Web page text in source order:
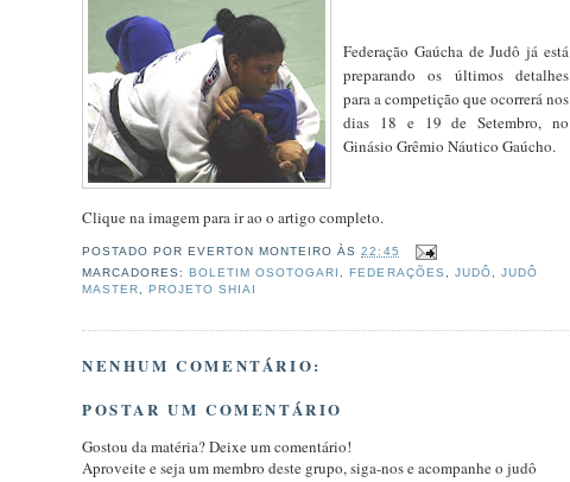
Federação Gaúcha de Judô já está
preparando os últimos detalhes
para a competição que ocorrerá nos
dias 18 e 19 de Setembro, no
Ginásio Grêmio Náutico Gaúcho.
Clique na imagem para ir ao o artigo completo.
POSTADO POR EVERTON MONTEIRO ÀS22:45
MARCADORES:BOLETIM OSOTOGARI ,FEDERAÇÕES , JUDÔ, JUDÔ
MASTER,PROJETO SHIAI
NENHUM COMENTÁRIO:
POSTAR UM COMENTÁRIO
Gostou da matéria? Deixe um comentário!
Aproveite e seja um membro deste grupo, siga-nos e acompanhe o judô